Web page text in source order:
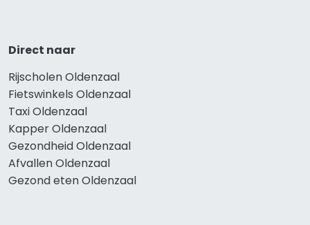
Direct naar
Rijscholen Oldenzaal
Fietswinkels Oldenzaal
Taxi Oldenzaal
Kapper Oldenzaal
Gezondheid Oldenzaal
Afvallen Oldenzaal
Gezond eten Oldenzaal